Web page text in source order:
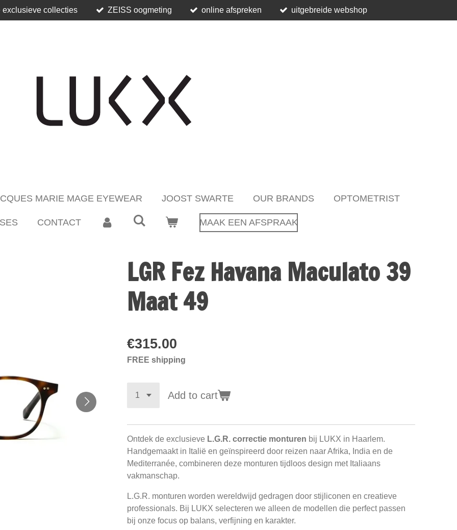
exclusieve collecties ZEISS oogmeting online afspreken uitgebreide webshop
MARIE MAGE EYEWEAR JOOST SWARTE OUR BRANDS OPTOMETRIST
CONTACT MAAK EEN AFSPRAAK
LGR Fez Havana Maculato 39
Maat 49
€315.00
FREE shipping
Add to cart
Ontdek de exclusieve L.G.R. correctie monturen bij LUKX in Haarlem.
Handgemaakt in Italië en geïnspireerd door reizen naar Afrika, India en de
Mediterranée, combineren deze monturen tijdloos design met Italiaans
vakmanschap.
L.G.R. monturen worden wereldwijd gedragen door stijliconen en creatieve
professionals. Bij LUKX selecteren we alleen de modellen die perfect passen
bij onze focus op balans, verfijning en karakter.